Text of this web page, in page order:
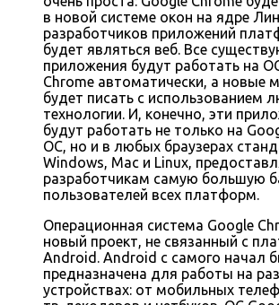
в новой системе окон на ядре
разработчиков приложений
будет являться веб. Все
приложения будут работать на
Chrome автоматически, а новые
будет писать с использованием
технологии. И, конечно, эти
будут работать не только на
ОС, но и в любых браузерах
Windows, Mac и Linux,
разработчикам самую большую
пользователей всех платформ.
Операционная система Google
новый проект, не связанный с
Android. Android с самого начал
предназначена для работы на
устройствах: от мобильных